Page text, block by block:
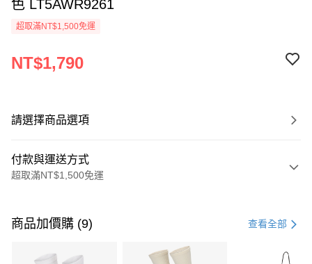
色 LT5AWR9261
超取滿NT$1,500免運
NT$1,790
請選擇商品選項
付款與運送方式
超取滿NT$1,500免運
信用卡一次付款
商品加價購 (9) 查看全部